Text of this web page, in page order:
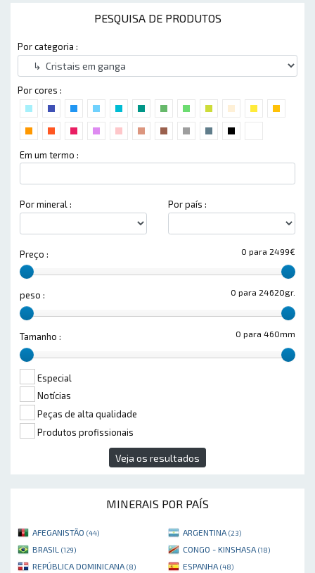
PESQUISA DE PRODUTOS
Por categoria :
Por cores :
Em um termo :
Por mineral : Por país :
0 para 2499€
Preço :
0 para 24620gr.
peso :
0 para 460mm
Tamanho :
Especial
Notícias
Peças de alta qualidade
Produtos profissionais
Veja os resultados
MINERAIS POR PAÍS
AFEGANISTÃO (44) ARGENTINA (23)
BRASIL (129) CONGO - KINSHASA (18)
REPÚBLICA DOMINICANA (8) ESPANHA (48)